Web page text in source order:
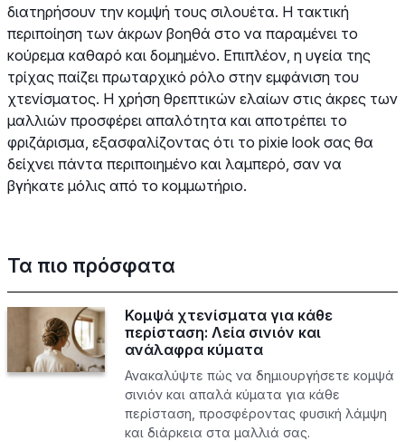
διατηρήσουν την κομψή τους σιλουέτα. Η τακτική
περιποίηση των άκρων βοηθά στο να παραμένει το
κούρεμα καθαρό και δομημένο. Επιπλέον, η υγεία της
τρίχας παίζει πρωταρχικό ρόλο στην εμφάνιση του
χτενίσματος. Η χρήση θρεπτικών ελαίων στις άκρες των
μαλλιών προσφέρει απαλότητα και αποτρέπει το
φριζάρισμα, εξασφαλίζοντας ότι το pixie look σας θα
δείχνει πάντα περιποιημένο και λαμπερό, σαν να
βγήκατε μόλις από το κομμωτήριο.
Τα πιο πρόσφατα
Κομψά χτενίσματα για κάθε
περίσταση: Λεία σινιόν και
ανάλαφρα κύματα
Ανακαλύψτε πώς να δημιουργήσετε κομψά
σινιόν και απαλά κύματα για κάθε
περίσταση, προσφέροντας φυσική λάμψη
και διάρκεια στα μαλλιά σας.